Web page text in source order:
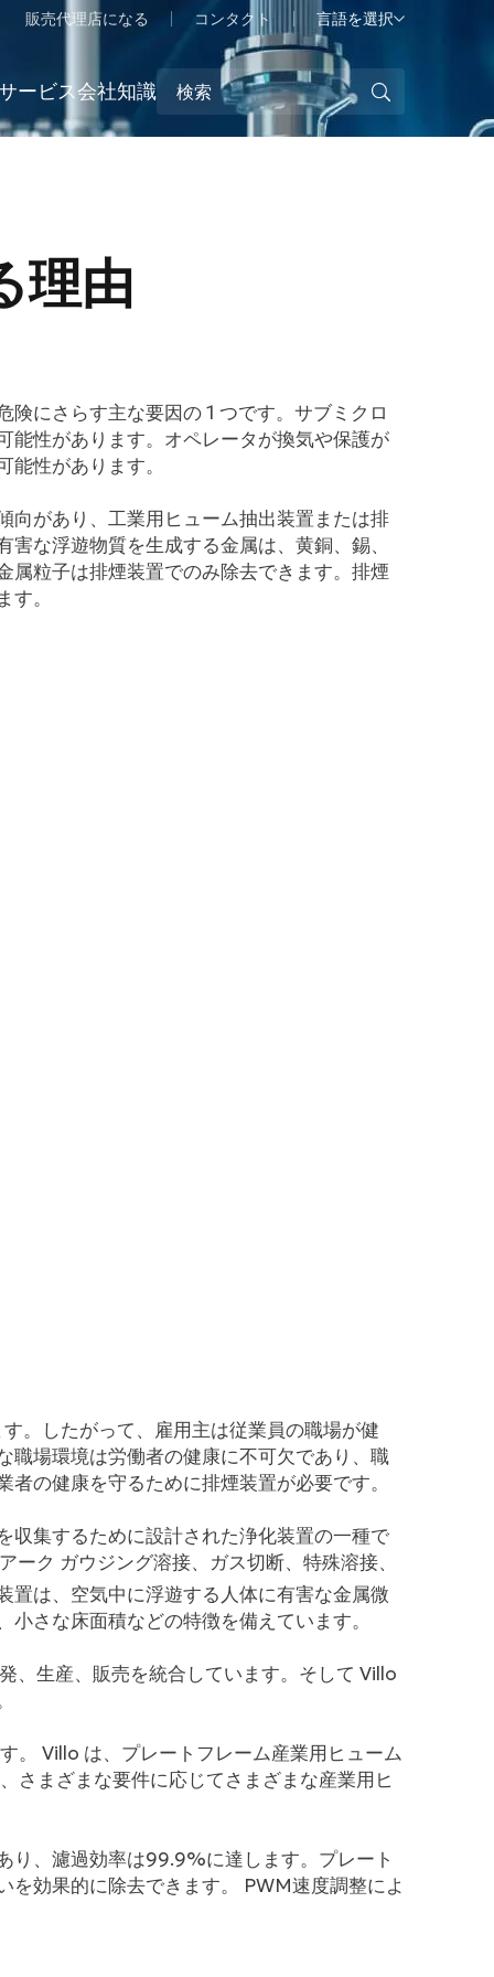
販売代理店になる コンタクト 言語を選択
ービス会社知識
理由
にさらす主な要因の 1 つです。サブミクロ
能性があります。オペレータが換気や保護が
性があります。
向があり、工業用ヒューム抽出装置または排
な浮遊物質を生成する金属は、黄銅、錫、
属粒子は排煙装置でのみ除去できます。排煙
。
。したがって、雇用主は従業員の職場が健
職場環境は労働者の健康に不可欠であり、職
の健康を守るために排煙装置が必要です。
収集するために設計された浄化装置の一種で
ク ガウジング溶接、ガス切断、特殊溶接、
置は、空気中に浮遊する人体に有害な金属微
さな床面積などの特徴を備えています。
、生産、販売を統合しています。そして Villo
。 Villo は、プレートフレーム産業用ヒューム
さまざまな要件に応じてさまざまな産業用ヒ
り、濾過効率は99.9%に達します。プレート
効果的に除去できます。 PWM速度調整によ